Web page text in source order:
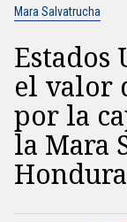
Mara Salvatrucha
Estados
el valor
por la
la Mara